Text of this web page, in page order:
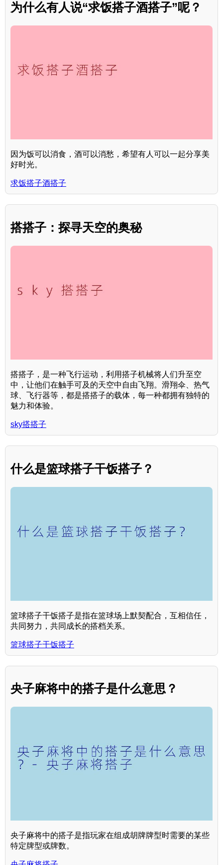
为什么有人说“求饭搭子酒搭子”呢？
因为饭可以消食，酒可以消愁，希望有人可以一起分享美
好时光。
求饭搭子酒搭子
搭搭子：探寻天空的奥秘
搭搭子，是一种飞行运动，利用搭子机械将人们升至空
中，让他们在触手可及的天空中自由飞翔。滑翔伞、热气
球、飞行器等，都是搭搭子的载体，每一种都拥有独特的
魅力和体验。
sky搭搭子
什么是篮球搭子干饭搭子？
篮球搭子干饭搭子是指在篮球场上默契配合，互相信任，
共同努力，共同成长的搭档关系。
篮球搭子干饭搭子
央子麻将中的搭子是什么意思？
央子麻将中的搭子是指玩家在组成胡牌牌型时需要的某些
特定牌型或牌数。